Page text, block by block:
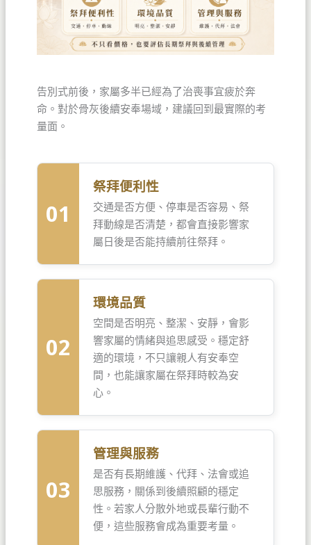
告別式前後，家屬多半已經為了治喪事宜疲於奔
命。對於骨灰後續安奉場域，建議回到最實際的考
量面。
01
祭拜便利性
交通是否方便、停車是否容易、祭
拜動線是否清楚，都會直接影響家
屬日後是否能持續前往祭拜。
02
環境品質
空間是否明亮、整潔、安靜，會影
響家屬的情緒與追思感受。穩定舒
適的環境，不只讓親人有安奉空
間，也能讓家屬在祭拜時較為安
心。
03
管理與服務
是否有長期維護、代拜、法會或追
思服務，關係到後續照顧的穩定
性。若家人分散外地或長輩行動不
便，這些服務會成為重要考量。